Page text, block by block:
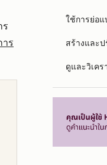
ร
าร
ใช้การย่อ
สร้างและ
ดูและวิเค